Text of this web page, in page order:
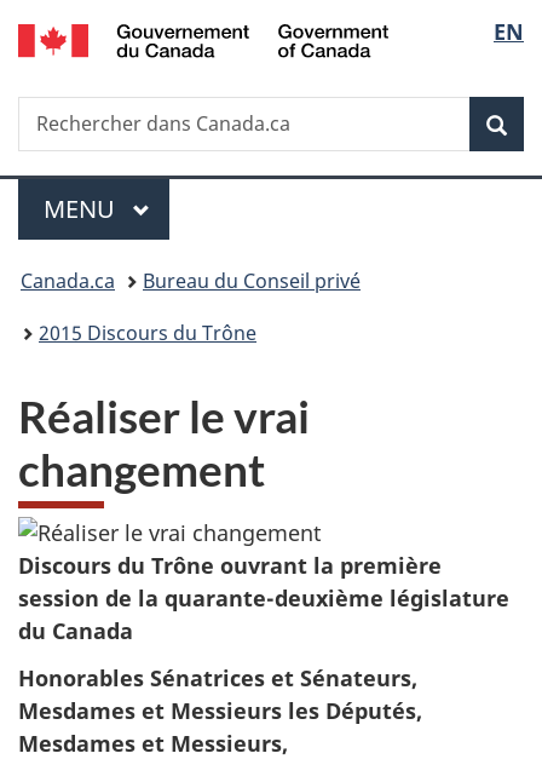
Passer
au
principal
Passer
à
Au
du
Passer
à
version
simplifiée
de
la
EN
Recherche
Rechercher
dans
Menu
MENU PRINCIPAL
Vous
êtes
Canada.ca
Bureau du Conseil privé
2015 Discours du Trône
Réaliser le vrai
changement
Discours du Trône ouvrant la première
session de la quarante-deuxième législature
du Canada
Honorables Sénatrices et Sénateurs,
Mesdames et Messieurs les Députés,
Mesdames et Messieurs,